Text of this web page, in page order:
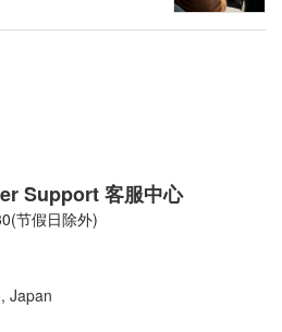
Support 客服中心
节假日除外)
Japan